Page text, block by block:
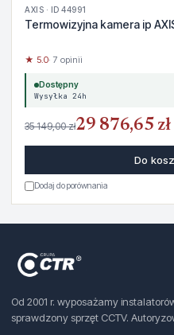
AXIS · ID 44991
Termowizyjna kamera ip
★ 5.0· 7 opinii
Dostępny
Wysyłka 24h
35 149,00 zł29 876,65 zł
Do
Dodaj do porównania
Od 2001 r. wyposażamy
sprawdzony sprzęt CCTV.